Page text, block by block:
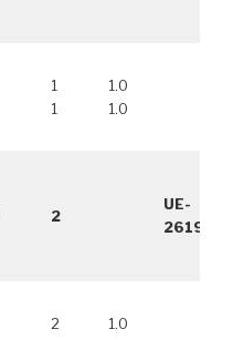
1
1
1.0
1.0
2
UE-
2619
2 1.0